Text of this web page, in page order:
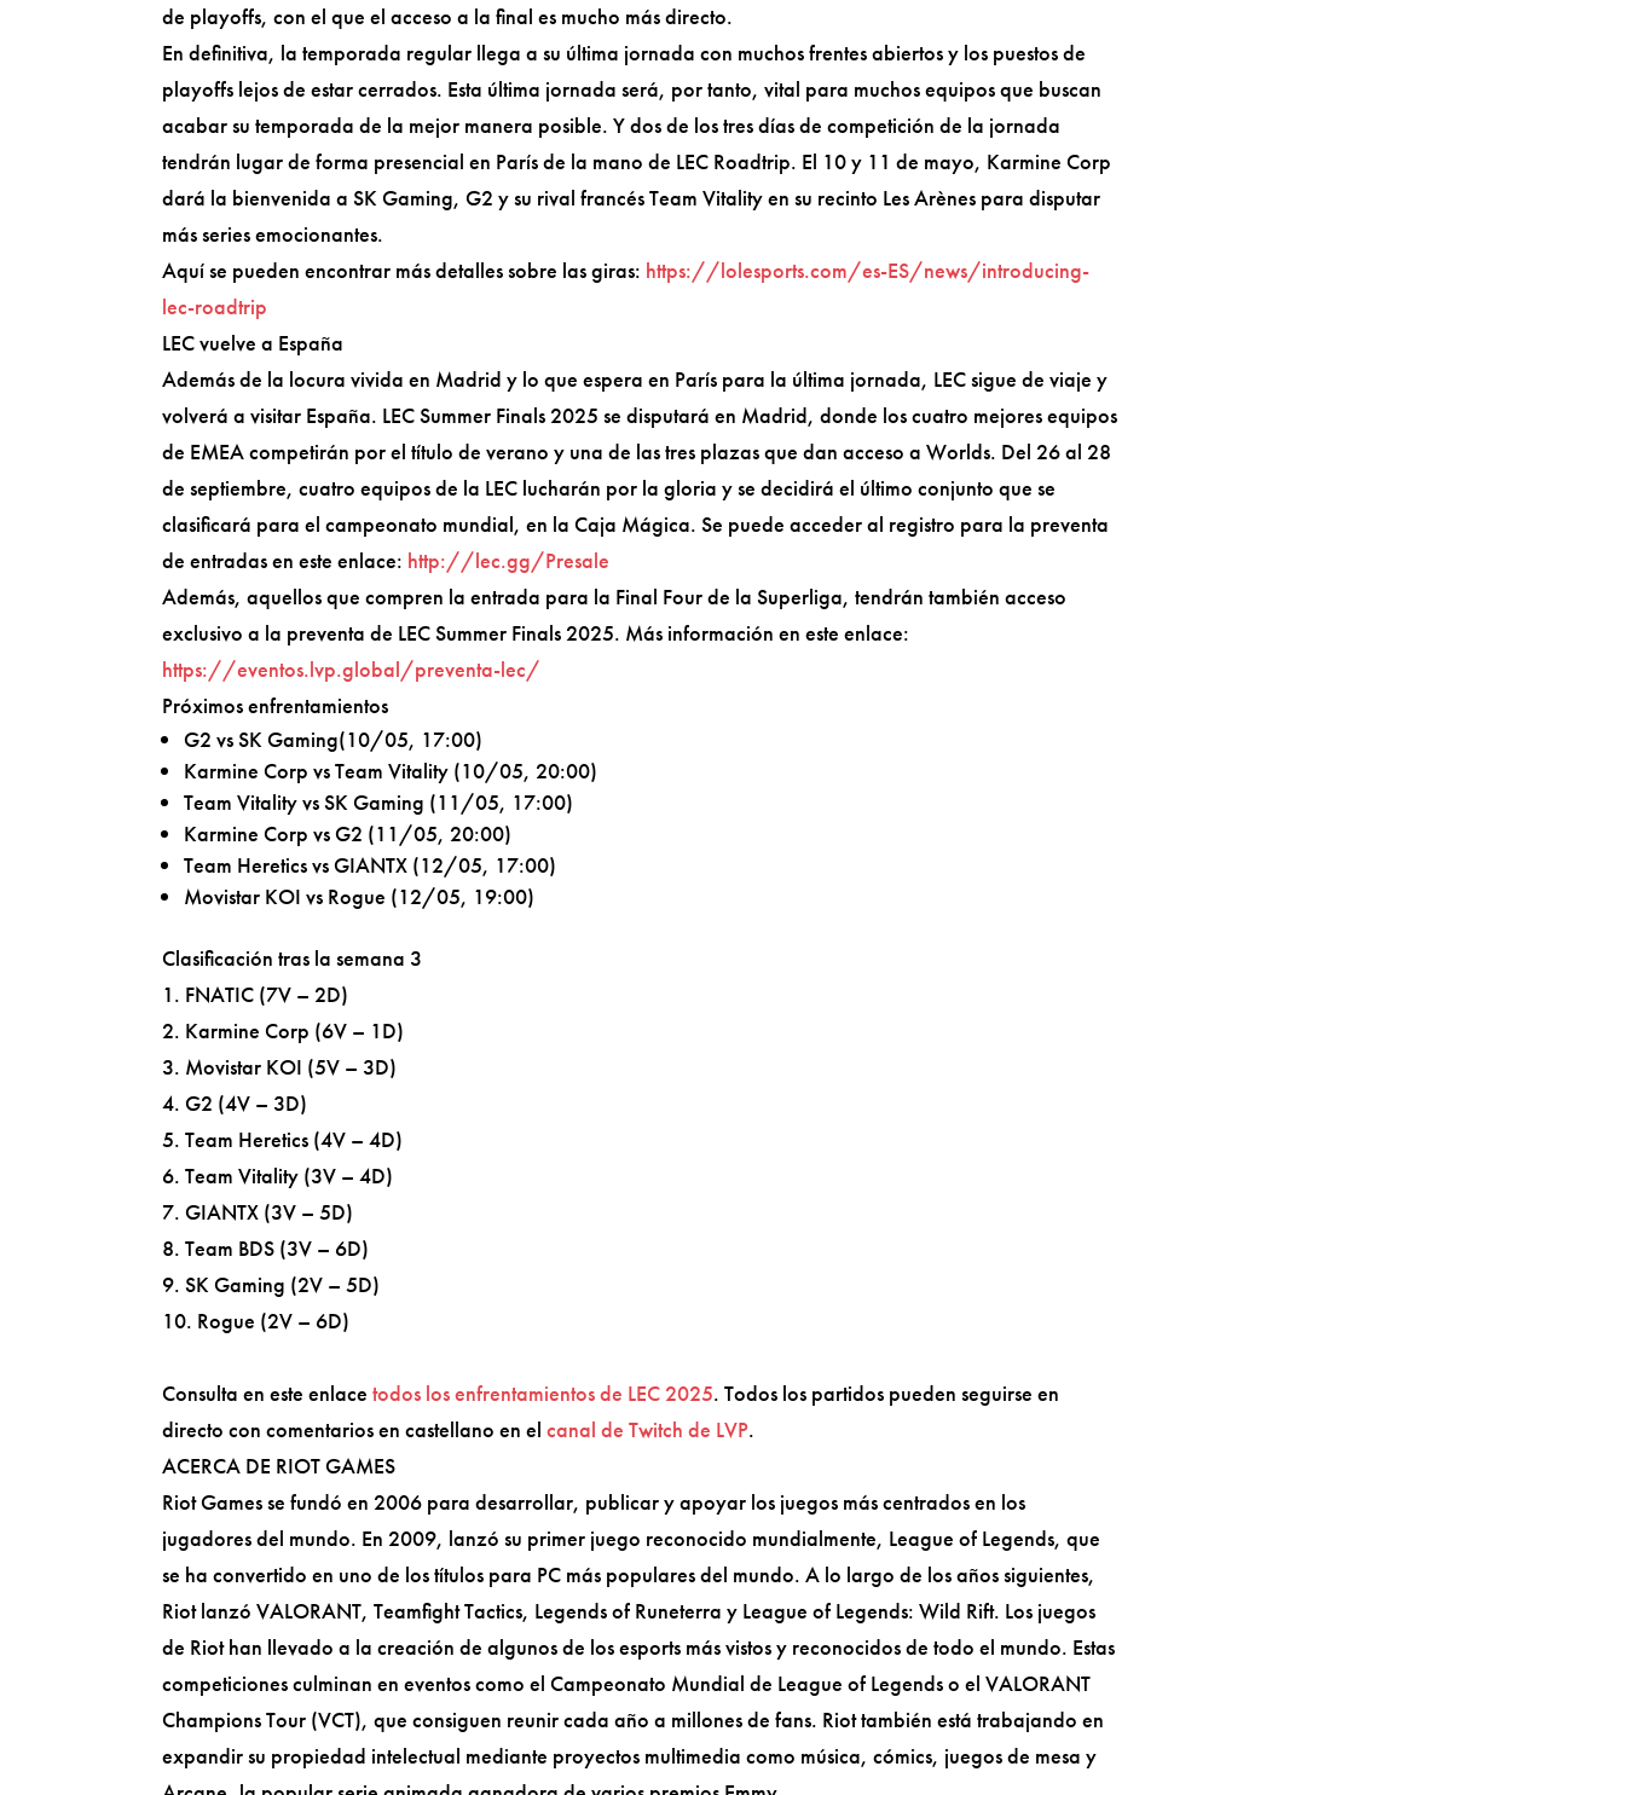
de playoffs, con el que el acceso a la final es mucho más directo.
En definitiva, la temporada regular llega a su última jornada con muchos frentes abiertos y los puestos de
playoffs lejos de estar cerrados. Esta última jornada será, por tanto, vital para muchos equipos que buscan
acabar su temporada de la mejor manera posible. Y dos de los tres días de competición de la jornada
tendrán lugar de forma presencial en París de la mano de LEC Roadtrip. El 10 y 11 de mayo, Karmine Corp
dará la bienvenida a SK Gaming, G2 y su rival francés Team Vitality en su recinto Les Arènes para disputar
más series emocionantes.
Aquí se pueden encontrar más detalles sobre las giras: https://lolesports.com/es-ES/news/introducing-
lec-roadtrip
LEC vuelve a España
Además de la locura vivida en Madrid y lo que espera en París para la última jornada, LEC sigue de viaje y
volverá a visitar España. LEC Summer Finals 2025 se disputará en Madrid, donde los cuatro mejores equipos
de EMEA competirán por el título de verano y una de las tres plazas que dan acceso a Worlds. Del 26 al 28
de septiembre, cuatro equipos de la LEC lucharán por la gloria y se decidirá el último conjunto que se
clasificará para el campeonato mundial, en la Caja Mágica. Se puede acceder al registro para la preventa
de entradas en este enlace: http://lec.gg/Presale
Además, aquellos que compren la entrada para la Final Four de la Superliga, tendrán también acceso
exclusivo a la preventa de LEC Summer Finals 2025. Más información en este enlace:
https://eventos.lvp.global/preventa-lec/
Próximos enfrentamientos
G2 vs SK Gaming(10/05, 17:00)
Karmine Corp vs Team Vitality (10/05, 20:00)
Team Vitality vs SK Gaming (11/05, 17:00)
Karmine Corp vs G2 (11/05, 20:00)
Team Heretics vs GIANTX (12/05, 17:00)
Movistar KOI vs Rogue (12/05, 19:00)
Clasificación tras la semana 3
1. FNATIC (7V – 2D)
2. Karmine Corp (6V – 1D)
3. Movistar KOI (5V – 3D)
4. G2 (4V – 3D)
5. Team Heretics (4V – 4D)
6. Team Vitality (3V – 4D)
7. GIANTX (3V – 5D)
8. Team BDS (3V – 6D)
9. SK Gaming (2V – 5D)
10. Rogue (2V – 6D)
Consulta en este enlacetodos los enfrentamientos de LEC 2025. Todos los partidos pueden seguirse en
directo con comentarios en castellano en elcanal de Twitch de LVP.
ACERCA DE RIOT GAMES
Riot Games se fundó en 2006 para desarrollar, publicar y apoyar los juegos más centrados en los
jugadores del mundo. En 2009, lanzó su primer juego reconocido mundialmente, League of Legends, que
se ha convertido en uno de los títulos para PC más populares del mundo. A lo largo de los años siguientes,
Riot lanzó VALORANT, Teamfight Tactics, Legends of Runeterra y League of Legends: Wild Rift. Los juegos
de Riot han llevado a la creación de algunos de los esports más vistos y reconocidos de todo el mundo. Estas
competiciones culminan en eventos como el Campeonato Mundial de League of Legends o el VALORANT
Champions Tour (VCT), que consiguen reunir cada año a millones de fans. Riot también está trabajando en
expandir su propiedad intelectual mediante proyectos multimedia como música, cómics, juegos de mesa y